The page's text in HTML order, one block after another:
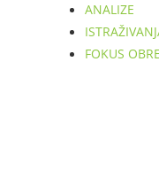
ANALIZE
FOKUS